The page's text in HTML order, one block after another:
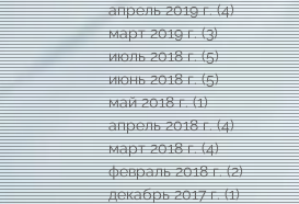
апрель 2019 г. (4)4 поста
март 2019 г. (3)3 поста
июль 2018 г. (5)5 постов
июнь 2018 г. (5)5 постов
май 2018 г. (1)1 пост
апрель 2018 г. (4)4 поста
март 2018 г. (4)4 поста
февраль 2018 г. (2)2 поста
декабрь 2017 г. (1)1 пост